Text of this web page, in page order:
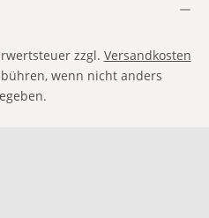
zzgl. Versandkosten
wenn nicht anders